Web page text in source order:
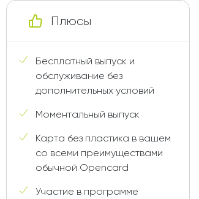
Плюсы
Бесплатный выпуск и
обслуживание без
дополнительных условий
Моментальный выпуск
Карта без пластика в вашем
со всеми преимуществами
обычной Opencard
Участие в программе